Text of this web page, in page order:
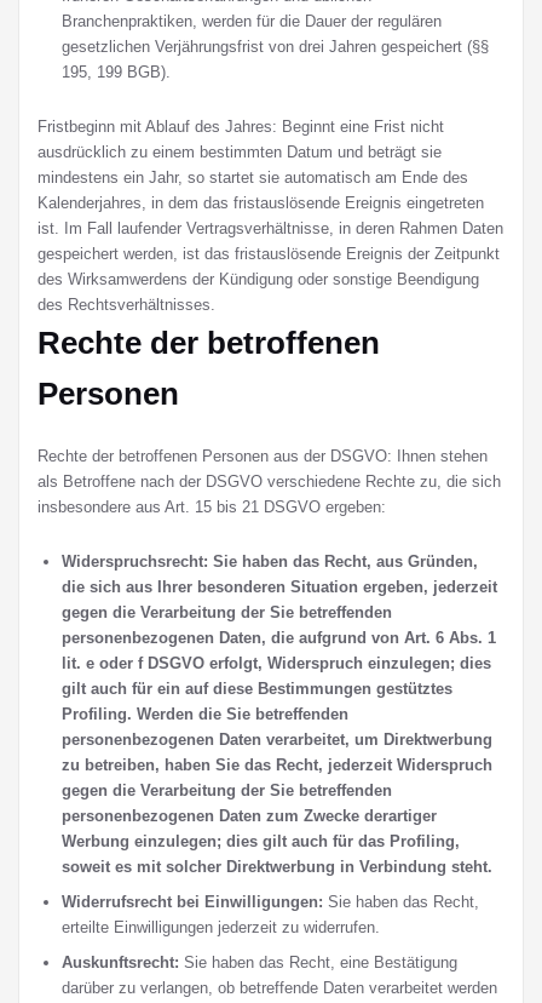
Branchenpraktiken, werden für die Dauer der regulären
gesetzlichen Verjährungsfrist von drei Jahren gespeichert (§§
195, 199 BGB).
Fristbeginn mit Ablauf des Jahres: Beginnt eine Frist nicht
ausdrücklich zu einem bestimmten Datum und beträgt sie
mindestens ein Jahr, so startet sie automatisch am Ende des
Kalenderjahres, in dem das fristauslösende Ereignis eingetreten
ist. Im Fall laufender Vertragsverhältnisse, in deren Rahmen Daten
gespeichert werden, ist das fristauslösende Ereignis der Zeitpunkt
des Wirksamwerdens der Kündigung oder sonstige Beendigung
des Rechtsverhältnisses.
Rechte der betroffenen
Personen
Rechte der betroffenen Personen aus der DSGVO: Ihnen stehen
als Betroffene nach der DSGVO verschiedene Rechte zu, die sich
insbesondere aus Art. 15 bis 21 DSGVO ergeben:
Widerspruchsrecht: Sie haben das Recht, aus Gründen,
die sich aus Ihrer besonderen Situation ergeben, jederzeit
gegen die Verarbeitung der Sie betreffenden
personenbezogenen Daten, die aufgrund von Art. 6 Abs. 1
lit. e oder f DSGVO erfolgt, Widerspruch einzulegen; dies
gilt auch für ein auf diese Bestimmungen gestütztes
Profiling. Werden die Sie betreffenden
personenbezogenen Daten verarbeitet, um Direktwerbung
zu betreiben, haben Sie das Recht, jederzeit Widerspruch
gegen die Verarbeitung der Sie betreffenden
personenbezogenen Daten zum Zwecke derartiger
Werbung einzulegen; dies gilt auch für das Profiling,
soweit es mit solcher Direktwerbung in Verbindung steht.
Widerrufsrecht bei Einwilligungen: Sie haben das Recht,
erteilte Einwilligungen jederzeit zu widerrufen.
Auskunftsrecht: Sie haben das Recht, eine Bestätigung
darüber zu verlangen, ob betreffende Daten verarbeitet werden